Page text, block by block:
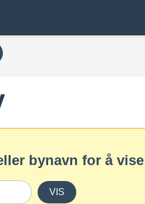
bynavn for å
VIS